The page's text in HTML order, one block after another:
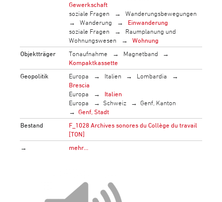
Gewerkschaft
soziale Fragen
Wanderungsbewegungen
Wanderung
Einwanderung
soziale Fragen
Raumplanung und
Wohnungswesen
Wohnung
Objektträger
Tonaufnahme
Magnetband
Kompaktkassette
Geopolitik
Europa Italien
Lombardia
Brescia
Europa
Italien
Europa
Schweiz
Genf, Kanton
Genf, Stadt
Bestand
F_1028 Archives sonores du Collège du travail
[TON]
→
mehr…